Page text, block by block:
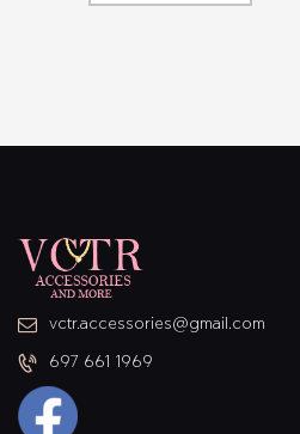
vctr.accessories@gmail.com
697 661 1969